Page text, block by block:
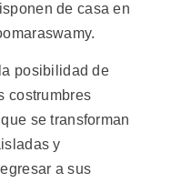
de casa en
posibilidad de
costrumbres
se transforman
y
a sus